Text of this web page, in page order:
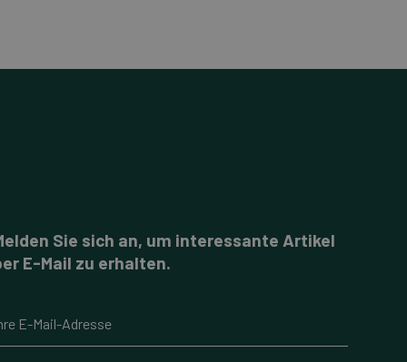
Sie sich an, um interessante Artikel
E-Mail zu erhalten.